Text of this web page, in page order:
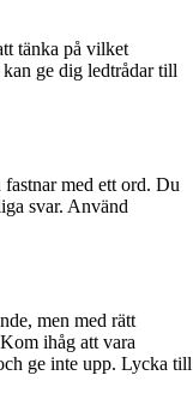
tänka på vilket
ge dig ledtrådar till
med ett ord. Du
svar. Använd
men med rätt
ihåg att vara
ge inte upp. Lycka till